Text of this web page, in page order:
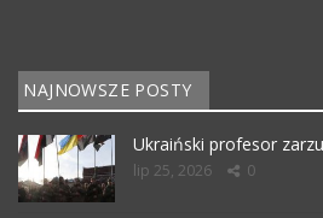
NAJNOWSZE POSTY
Ukraiński profesor
lip 25, 2026 0